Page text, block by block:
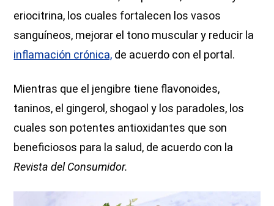
eriocitrina, los cuales fortalecen los vasos
sanguíneos, mejorar el tono muscular y reducir la
inflamación crónica, de acuerdo con el portal.
Mientras que el jengibre tiene flavonoides,
taninos, el gingerol, shogaol y los paradoles, los
cuales son potentes antioxidantes que son
beneficiosos para la salud, de acuerdo con la
Revista del Consumidor.